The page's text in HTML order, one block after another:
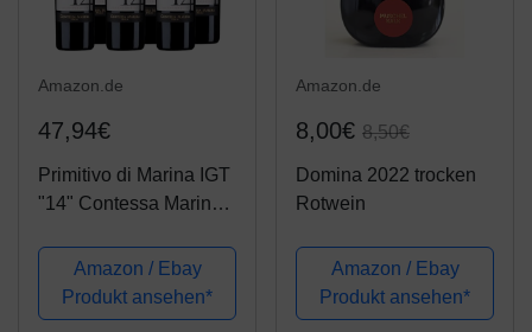
Amazon.de
47,94€
Primitivo di Marina IGT
"14" Contessa Marina
halbtrocken (6 x 0.75l)
Amazon / Ebay
Produkt ansehen*
Amazon.de
8,00€ 8,50€
Domina 2022 trocken
Rotwein
Amazon / Ebay
Produkt ansehen*